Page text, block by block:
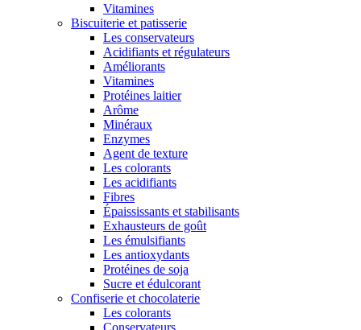
Vitamines
Biscuiterie et patisserie
Les conservateurs
Acidifiants et régulateurs
Améliorants
Vitamines
Protéines laitier
Arôme
Minéraux
Enzymes
Agent de texture
Les colorants
Les acidifiants
Fibres
Épaississants et stabilisants
Exhausteurs de goût
Les émulsifiants
Les antioxydants
Protéines de soja
Sucre et édulcorant
Confiserie et chocolaterie
Les colorants
Conservateurs